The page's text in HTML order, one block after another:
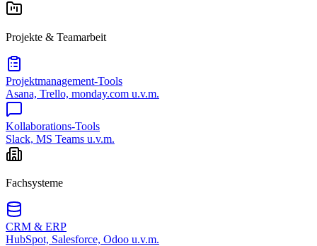
Projekte & Teamarbeit
Projektmanagement-Tools
Asana, Trello, monday.com u.v.m.
Kollaborations-Tools
Slack, MS Teams u.v.m.
Fachsysteme
CRM & ERP
HubSpot, Salesforce, Odoo u.v.m.